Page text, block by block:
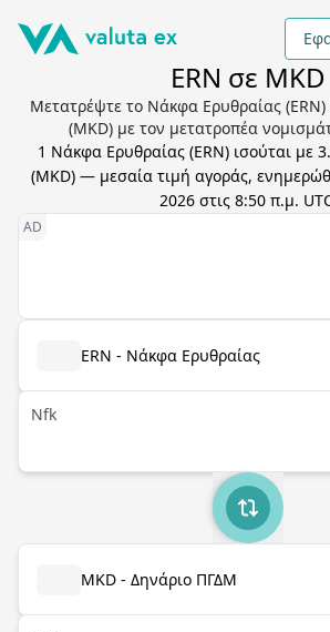
ERN σε MKD
Μετατρέψτε το Νάκφα Ερυθραίας
(MKD) με τον μετατροπέα
1 Νάκφα Ερυθραίας(ERN) ισούται με
(MKD) — μεσαία τιμή αγοράς,
2026 στις 8:50 π.μ.
ERN - Νάκφα Ερυθραίας
Nfk
MKD - Δηνάριο ΠΓΔΜ